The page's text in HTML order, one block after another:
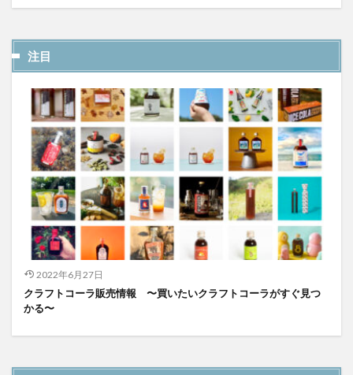
注目
2022年6月27日
クラフトコーラ販売情報 〜買いたいクラフトコーラがすぐ見つ
かる〜